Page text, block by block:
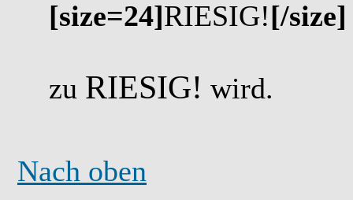
[size=24]RIESIG![/size]
zu RIESIG! wird.
Nach oben